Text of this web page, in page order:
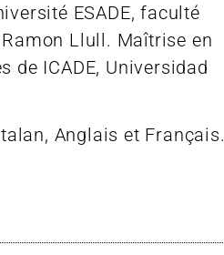
ESADE, faculté
Llull. Maîtrise en
de ICADE, Universidad
Anglais et Français.